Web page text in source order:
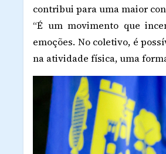
contribui para uma maior
“É um movimento que
emoções. No coletivo, é
na atividade física, uma